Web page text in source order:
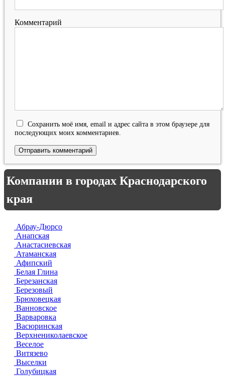
Комментарий
Сохранить моё имя, email и адрес сайта в этом браузере для
последующих моих комментариев.
Компании в городах Краснодарского
края
Абрау-Дюрсо
Анапская
Анастасиевская
Атаманская
Афипский
Белая Глина
Березанская
Березовый
Брюховецкая
Ванновское
Варваровка
Васюринская
Верхнениколаевское
Веселое
Витязево
Выселки
Голубицкая